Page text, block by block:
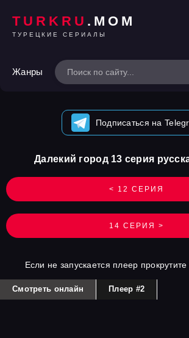
TURKRU .MOM
ТУРЕЦКИЕ СЕРИАЛЫ
Жанры
Подписаться на
< 12 СЕРИЯ
Далекий город 13 серия
14 СЕРИЯ >
Если не запускается плеер
Смотреть онлайн Плеер #2